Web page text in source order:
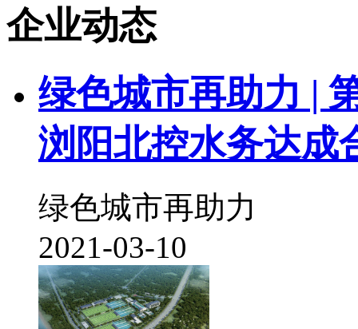
企业动态
绿色城市再助力 |
浏阳北控水务达成
绿色城市再助力
2021-03-10